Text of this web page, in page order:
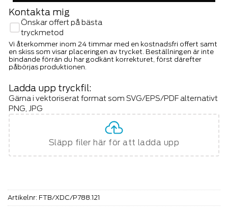
Kontakta mig
Önskar offert på bästa
tryckmetod
Vi återkommer inom 24 timmar med en kostnadsfri offert samt
en skiss som visar placeringen av trycket. Beställningen är inte
bindande förrän du har godkänt korrekturet, först därefter
påbörjas produktionen.
Ladda upp tryckfil:
Gärna i vektoriserat format som SVG/EPS/PDF alternativt
PNG, JPG
Släpp filer här för att ladda upp
Artikelnr: FTB/XDC/P788.121